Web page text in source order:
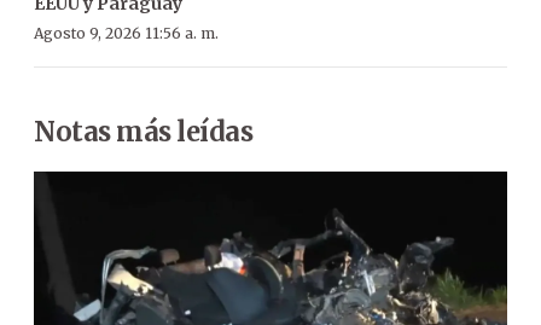
Agosto 9, 2026 11:56 a. m.
Notas más leídas